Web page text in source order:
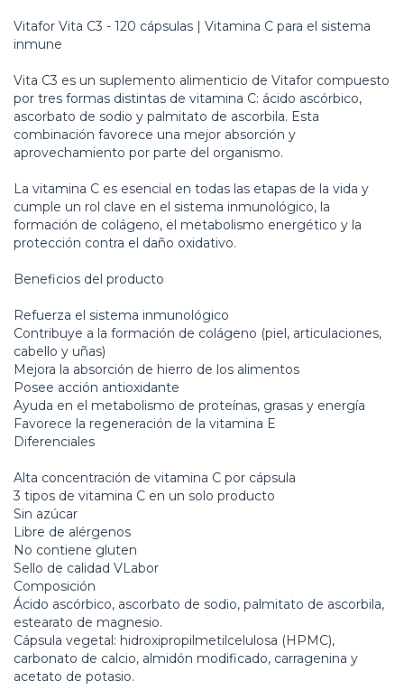
Vitafor Vita C3 - 120 cápsulas | Vitamina C para el sistema
inmune
Vita C3 es un suplemento alimenticio de Vitafor compuesto
por tres formas distintas de vitamina C: ácido ascórbico,
ascorbato de sodio y palmitato de ascorbila. Esta
combinación favorece una mejor absorción y
aprovechamiento por parte del organismo.
La vitamina C es esencial en todas las etapas de la vida y
cumple un rol clave en el sistema inmunológico, la
formación de colágeno, el metabolismo energético y la
protección contra el daño oxidativo.
Beneficios del producto
Refuerza el sistema inmunológico
Contribuye a la formación de colágeno (piel, articulaciones,
cabello y uñas)
Mejora la absorción de hierro de los alimentos
Posee acción antioxidante
Ayuda en el metabolismo de proteínas, grasas y energía
Favorece la regeneración de la vitamina E
Diferenciales
Alta concentración de vitamina C por cápsula
3 tipos de vitamina C en un solo producto
Sin azúcar
Libre de alérgenos
No contiene gluten
Sello de calidad VLabor
Composición
Ácido ascórbico, ascorbato de sodio, palmitato de ascorbila,
estearato de magnesio.
Cápsula vegetal: hidroxipropilmetilcelulosa (HPMC),
carbonato de calcio, almidón modificado, carragenina y
acetato de potasio.